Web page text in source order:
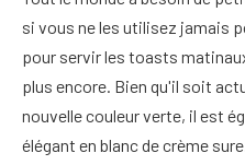
si vous ne les utilisez jamais
pour servir les toasts
plus encore. Bien qu'il soit
nouvelle couleur verte, il est
élégant en blanc de crème